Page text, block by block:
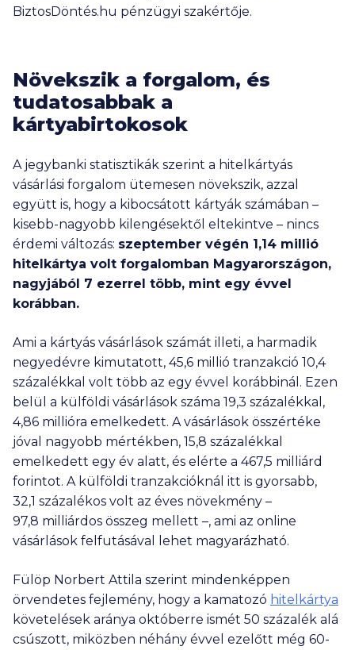
BiztosDöntés.hu pénzügyi szakértője.
Növekszik a forgalom, és
tudatosabbak a
kártyabirtokosok
A jegybanki statisztikák szerint a hitelkártyás
vásárlási forgalom ütemesen növekszik, azzal
együtt is, hogy a kibocsátott kártyák számában –
kisebb-nagyobb kilengésektől eltekintve – nincs
érdemi változás: szeptember végén 1,14 millió
hitelkártya volt forgalomban Magyarországon,
nagyjából 7 ezerrel több, mint egy évvel
korábban.
Ami a kártyás vásárlások számát illeti, a harmadik
negyedévre kimutatott, 45,6 millió tranzakció 10,4
százalékkal volt több az egy évvel korábbinál. Ezen
belül a külföldi vásárlások száma 19,3 százalékkal,
4,86 millióra emelkedett. A vásárlások összértéke
jóval nagyobb mértékben, 15,8 százalékkal
emelkedett egy év alatt, és elérte a 467,5 milliárd
forintot. A külföldi tranzakcióknál itt is gyorsabb,
32,1 százalékos volt az éves növekmény –
97,8 milliárdos összeg mellett –, ami az online
vásárlások felfutásával lehet magyarázható.
Fülöp Norbert Attila szerint mindenképpen
örvendetes fejlemény, hogy a kamatozó hitelkártya
követelések aránya októberre ismét 50 százalék alá
csúszott, miközben néhány évvel ezelőtt még 60-